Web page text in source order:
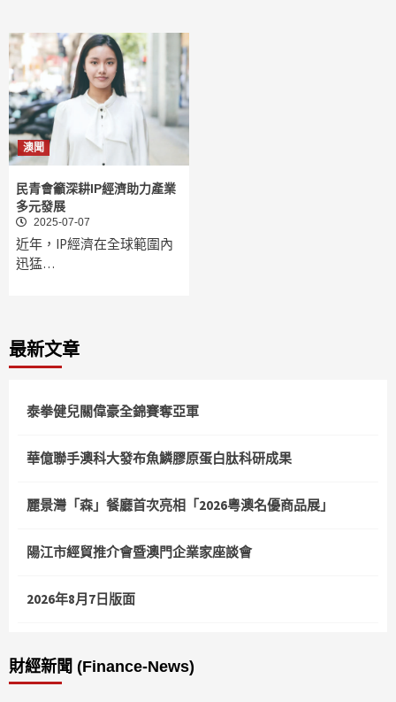
澳聞
民青會籲深耕IP經濟助力產業
多元發展
2025-07-07
近年，IP經濟在全球範圍內
迅猛…
最新文章
泰拳健兒關偉豪全錦賽奪亞軍
華億聯手澳科大發布魚鱗膠原蛋白肽科研成果
麗景灣「森」餐廳首次亮相「2026粵澳名優商品展」
陽江市經貿推介會暨澳門企業家座談會
2026年8月7日版面
財經新聞 (Finance-News)